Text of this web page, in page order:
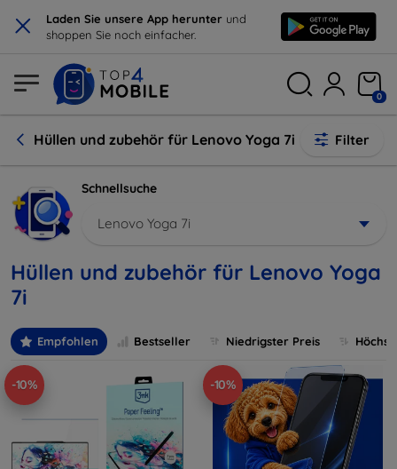
× Laden Sie unsere App herunter und
shoppen Sie noch einfacher.
0
Hüllen und zubehör für Lenovo Yoga 7i Filter
Schnellsuche
Lenovo Yoga 7i
Hüllen und zubehör für Lenovo Yoga
7i
Empfohlen Bestseller Niedrigster Preis
-10% -10%